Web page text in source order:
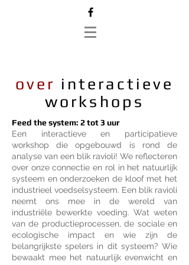
over interactieve
workshops
Feed the system: 2 tot 3 uur
Een interactieve en participatieve
workshop die opgebouwd is rond de
analyse van een blik ravioli! We reflecteren
over onze connectie en rol in het natuurlijk
systeem en onderzoeken de kloof met het
industrieel voedselsysteem. Een blik ravioli
neemt ons mee in de wereld van
industriële bewerkte voeding. Wat weten
van de productieprocessen, de sociale en
ecologische impact en wie zijn de
belangrijkste spelers in dit systeem? Wie
bewaakt mee het natuurlijk evenwicht en